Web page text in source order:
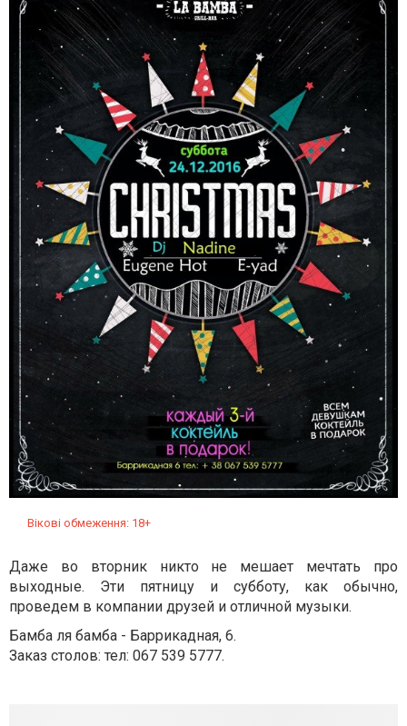
Вікові обмеження: 18+
Даже во вторник никто не мешает мечтать про
выходные. Эти пятницу и субботу, как обычно,
проведем в компании друзей и отличной музыки.
Бамба ля бамба - Баррикадная, 6.
Заказ столов: тел: 067 539 5777.